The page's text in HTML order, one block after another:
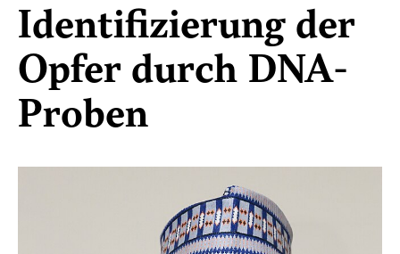
Identifizierung der
Opfer durch DNA-
Proben